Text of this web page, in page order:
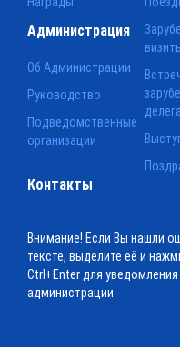
Администрация
Об Администрации
Руководство
Подведомственные
организации
Контакты
Внимание! Если Вы нашли
тексте, выделите её и
Ctrl+Enter для уведомления
администрации